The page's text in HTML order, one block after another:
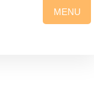
MENU